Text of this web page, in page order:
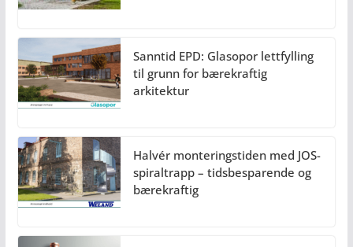
Sanntid EPD: Glasopor lettfylling
til grunn for bærekraftig
arkitektur
Halvér monteringstiden med JOS-
spiraltrapp – tidsbesparende og
bærekraftig